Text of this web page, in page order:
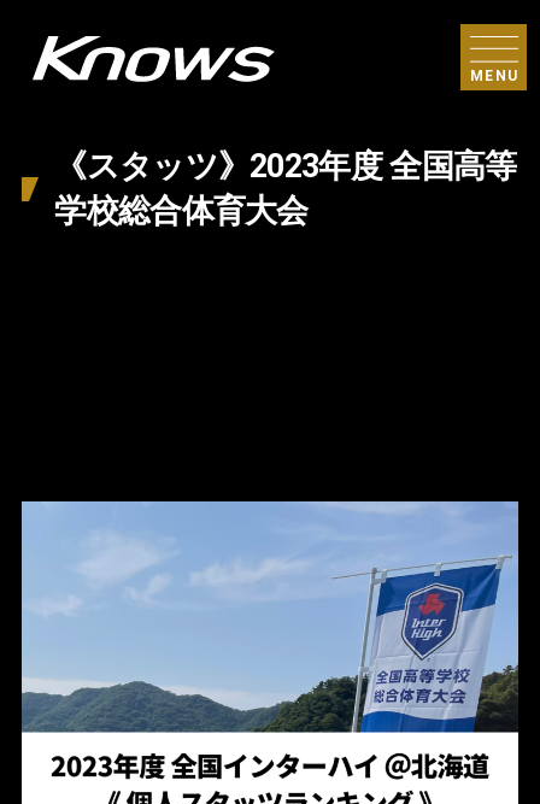
MENU
《スタッツ》2023年度 全国高等
学校総合体育大会